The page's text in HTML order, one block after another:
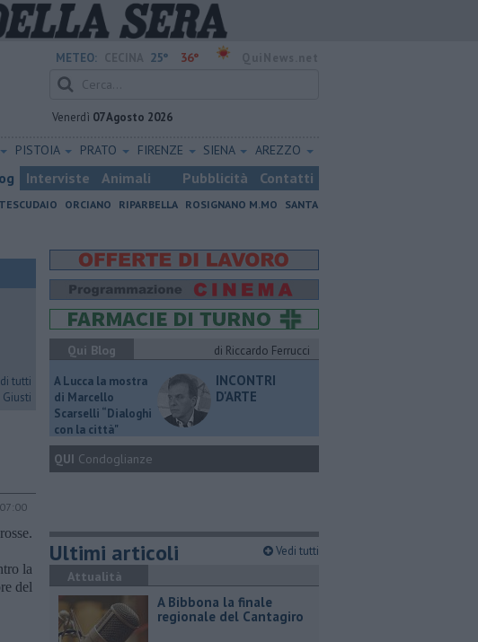
METEO: 25° 36°
Venerdì 07 Agosto 2026
PISTOIA PRATO FIRENZE SIENA AREZZO
Interviste Animali Pubblicità Contatti
ORCIANO RIPARBELLA ROSIGNANO M.MO
SANTA
tutti
la
del
Qui Blog
di Riccardo Ferrucci
A Lucca la mostra
di Marcello
Scarselli “Dialoghi
con la città"
INCONTRI
D'ARTE
QUI Condoglianze
Ultimi articoli Vedi tutti
Attualità
A Bibbona la finale
regionale del Cantagiro